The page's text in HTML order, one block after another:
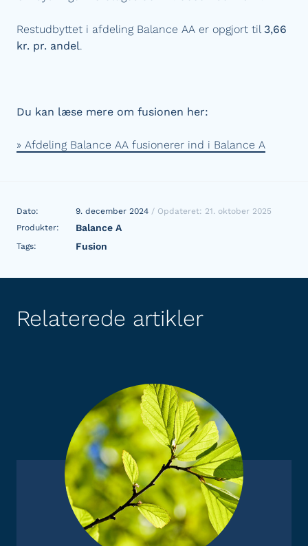
Restudbyttet i afdeling Balance AA er opgjort til 3,66
kr. pr. andel.
Du kan læse mere om fusionen her:
» Afdeling Balance AA fusionerer ind i Balance A
Dato: 9. december 2024 / Opdateret: 21. oktober 2025
Produkter:
Balance A
Tags: Fusion
Relaterede artikler